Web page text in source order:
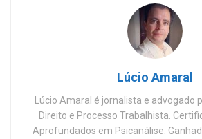
Lúcio Amaral
Lúcio Amaral é jornalista e advogado
Direito e Processo Trabalhista.
Aprofundados em Psicanálise.